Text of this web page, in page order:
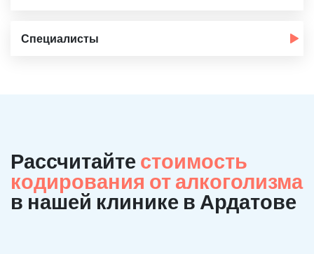
Специалисты
Рассчитайте стоимость
кодирования от алкоголизма
в нашей клинике в Ардатове